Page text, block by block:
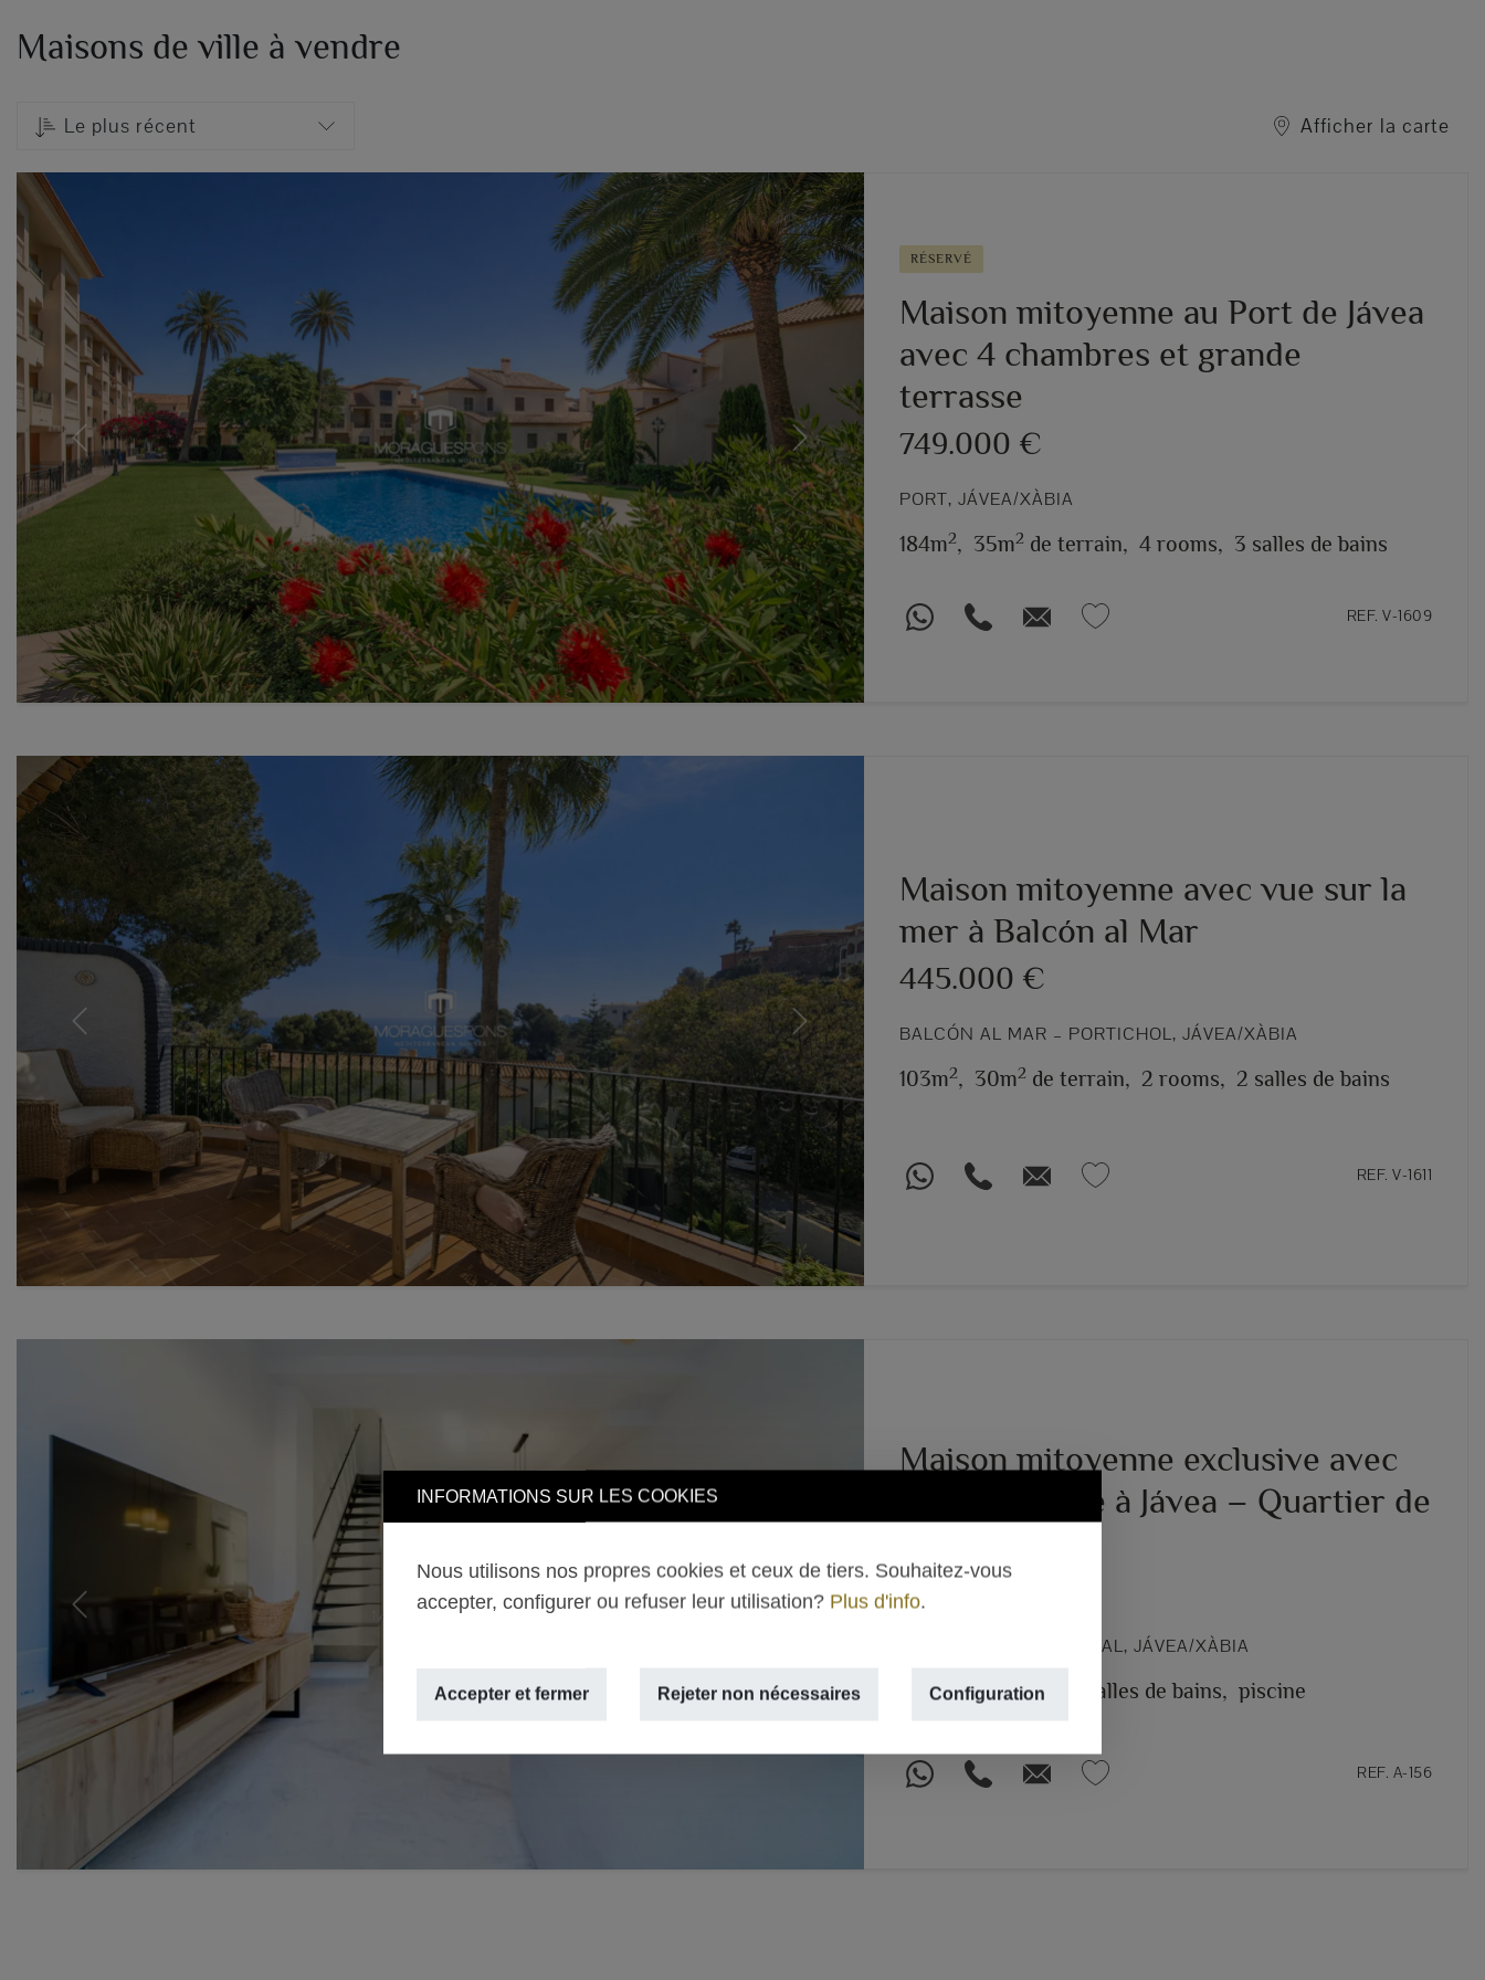
INFORMATIONS SUR LES COOKIES
Nous utilisons nos propres cookies et ceux de tiers. Souhaitez-vous
accepter, configurer ou refuser leur utilisation? Plus d'info.
Accepter et fermer Rejeter non nécessaires Configuration
Maisons de ville à vendre
Le plus récent Afficher la carte
Previous Next
RÉSERVÉ
Maison mitoyenne au Port de Jávea
avec 4 chambres et grande
terrasse
749.000 €
PORT, JÁVEA/XÀBIA
184m2, 35m2 de terrain, 4 rooms, 3 salles de bains
REF. V-1609
Previous Next
Maison mitoyenne avec vue sur la
mer à Balcón al Mar
445.000 €
BALCÓN AL MAR – PORTICHOL, JÁVEA/XÀBIA
103m2, 30m2 de terrain, 2 rooms, 2 salles de bains
REF. V-1611
Previous Next
Maison mitoyenne exclusive avec
vue et piscine à Jávea – Quartier de
595.000 €
MONTAÑAR – EL ARENAL, JÁVEA/XÀBIA
159m , 3 rooms, 3 salles de bains, piscine
REF. A-156